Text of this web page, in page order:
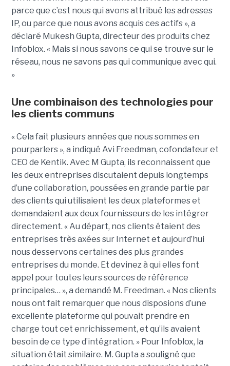
parce que c’est nous qui avons attribué les adresses
IP, ou parce que nous avons acquis ces actifs », a
déclaré Mukesh Gupta, directeur des produits chez
Infoblox. « Mais si nous savons ce qui se trouve sur le
réseau, nous ne savons pas qui communique avec qui.
»
Une combinaison des technologies pour
les clients communs
« Cela fait plusieurs années que nous sommes en
pourparlers », a indiqué Avi Freedman, cofondateur et
CEO de Kentik. Avec M Gupta, ils reconnaissent que
les deux entreprises discutaient depuis longtemps
d’une collaboration, poussées en grande partie par
des clients qui utilisaient les deux plateformes et
demandaient aux deux fournisseurs de les intégrer
directement. « Au départ, nos clients étaient des
entreprises très axées sur Internet et aujourd’hui
nous desservons certaines des plus grandes
entreprises du monde. Et devinez à qui elles font
appel pour toutes leurs sources de référence
principales… », a demandé M. Freedman. « Nos clients
nous ont fait remarquer que nous disposions d’une
excellente plateforme qui pouvait prendre en
charge tout cet enrichissement, et qu’ils avaient
besoin de ce type d’intégration. » Pour Infoblox, la
situation était similaire. M. Gupta a souligné que